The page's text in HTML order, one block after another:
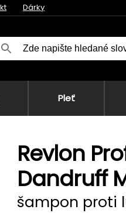
Dárky
Pleť
Revlon
Dandruff
šampon proti